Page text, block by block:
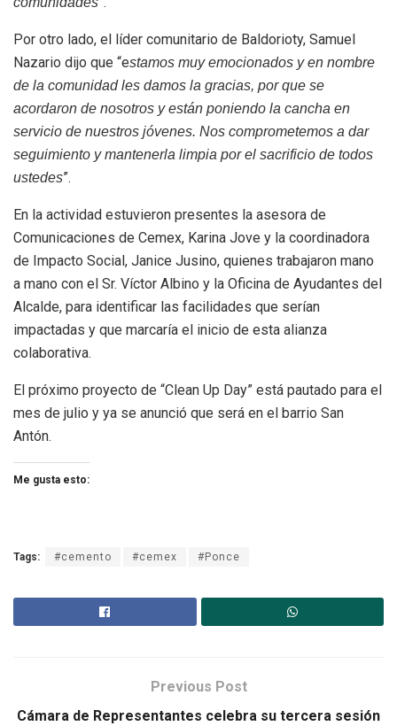
Por otro lado, el líder comunitario de Baldorioty, Samuel
Nazario dijo que “estamos muy emocionados y en nombre
de la comunidad les damos la gracias, por que se
acordaron de nosotros y están poniendo la cancha en
servicio de nuestros jóvenes. Nos comprometemos a dar
seguimiento y mantenerla limpia por el sacrificio de todos
ustedes”.
En la actividad estuvieron presentes la asesora de
Comunicaciones de Cemex, Karina Jove y la coordinadora
de Impacto Social, Janice Jusino, quienes trabajaron mano
a mano con el Sr. Víctor Albino y la Oficina de Ayudantes del
Alcalde, para identificar las facilidades que serían
impactadas y que marcaría el inicio de esta alianza
colaborativa.
El próximo proyecto de “Clean Up Day” está pautado para el
mes de julio y ya se anunció que será en el barrio San
Antón.
Me gusta esto:
Tags: #cemento #cemex #Ponce
Previous Post
Cámara de Representantes celebra su tercera sesión